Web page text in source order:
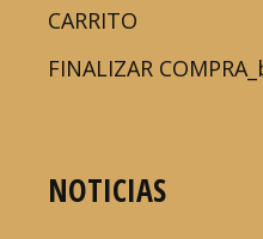
CARRITO
FINALIZAR
NOTICIAS